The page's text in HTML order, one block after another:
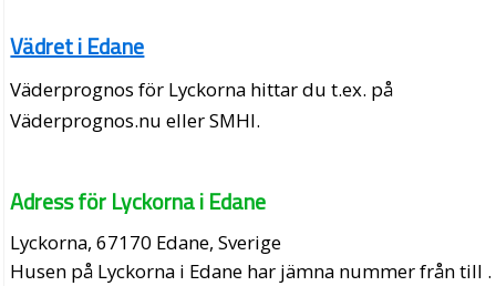
Vädret i Edane
Väderprognos för Lyckorna hittar du t.ex. på
Väderprognos.nu eller SMHI.
Adress för Lyckorna i Edane
Lyckorna, 67170 Edane, Sverige
Husen på Lyckorna i Edane har jämna nummer från till .